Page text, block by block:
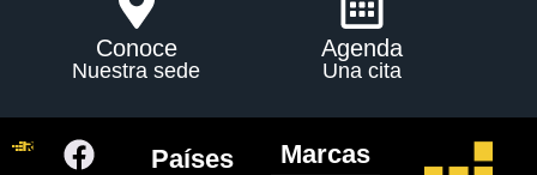
Conoce
Nuestra sede
Agenda
Una cita
Países Marcas